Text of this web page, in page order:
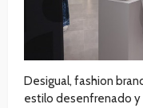
Desigual, fashion
estilo desenfrenado y